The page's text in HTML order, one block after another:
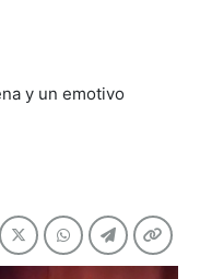
y un emotivo